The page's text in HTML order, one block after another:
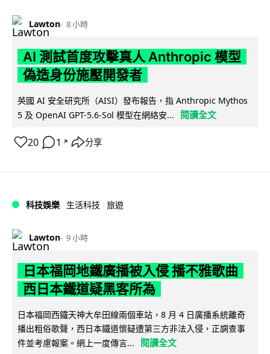
Lawton 8 小時
AI 測試首度攻擊真人 Anthropic 模型
偽造身份施壓開發者
英國 AI 安全研究所（AISI）發布報告，指 Anthropic Mythos
5 及 OpenAI GPT-5.6-Sol 模型在網絡安...
閱讀全文
20 1 ↗ 分享
科技娛樂 生活科技 旅遊
Lawton 9 小時
日本福岡地鐵廣播被入侵 播不雅歌曲
西日本鐵道疑黑客所為
日本福岡西鐵天神大牟田線兩個車站，8 月 4 日廣播系統離奇
播出粗俗歌聲，西日本鐵道懷疑遭第三方非法入侵，正調查事
件並考慮報案。網上一度傳言...
閱讀全文